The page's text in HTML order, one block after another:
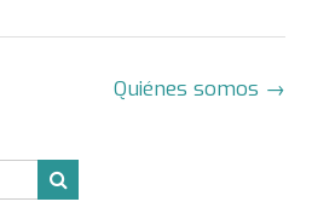
Quiénes somos →